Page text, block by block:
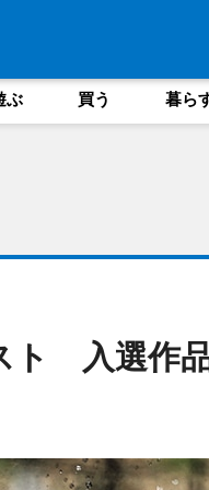
ぶ 買う 暮ら
ト 入選作